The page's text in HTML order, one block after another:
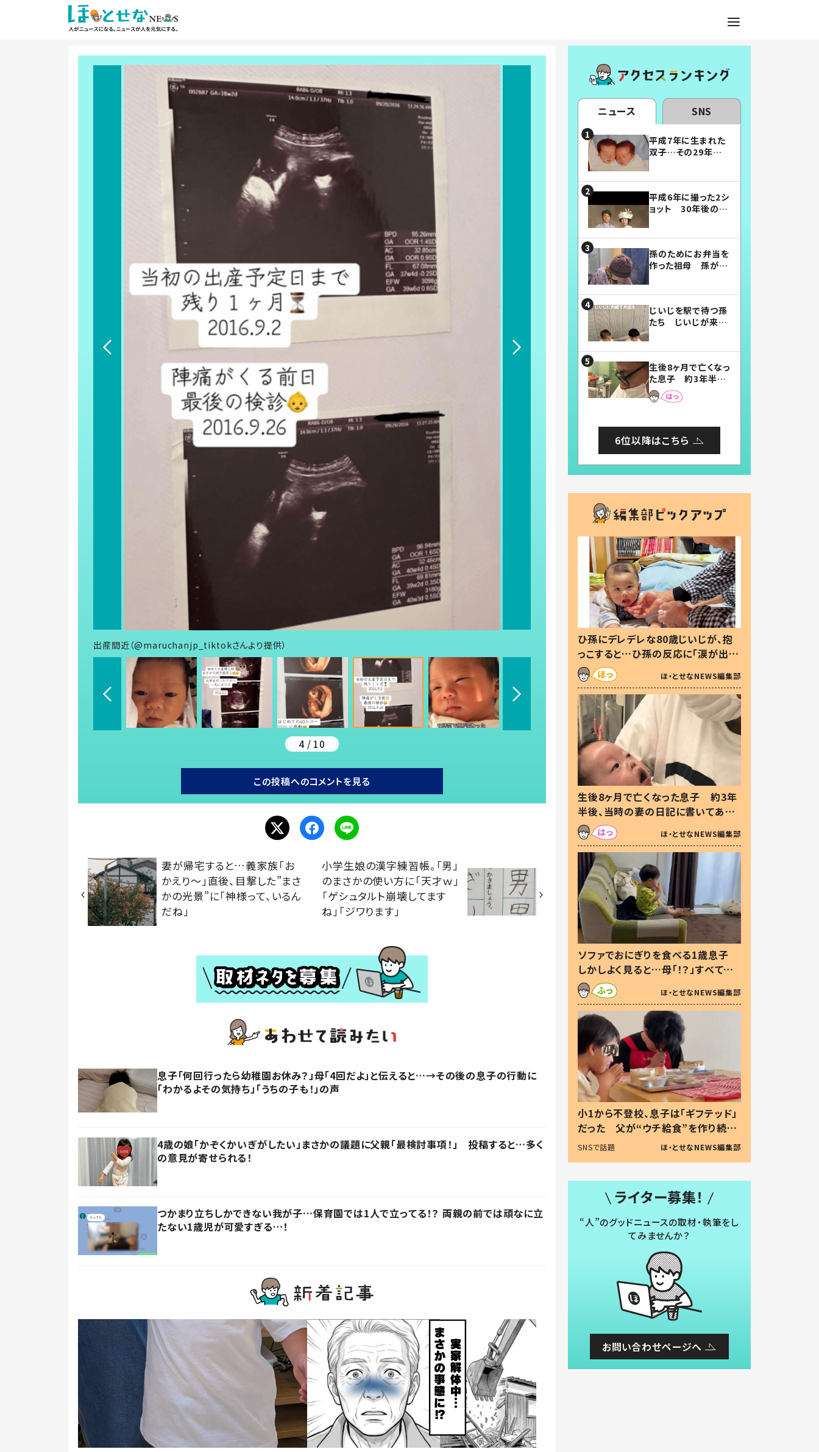
出産間近（@maruchanjp_tiktokさんより提供）
4 / 10
この投稿へのコメントを見る
妻が帰宅すると…義家族「お
かえり～」直後、目撃した”まさ
かの光景”に「神様って、いるん
だね」
小学生娘の漢字練習帳。「男」
のまさかの使い方に「天才ｗ」
「ゲシュタルト崩壊してます
ね」「ジワります」
息子「何回行ったら幼稚園お休み？」母「4回だよ」と伝えると…→その後の息子の行動に
「わかるよその気持ち」「うちの子も！」の声
4歳の娘「かぞくかいぎがしたい」まさかの議題に父親「最検討事項！」 投稿すると…多く
の意見が寄せられる！
つかまり立ちしかできない我が子…保育園では1人で立ってる！？ 両親の前では頑なに立
たない1歳児が可愛すぎる…！
ニュース SNS
平成7年に生まれた
双子…その29年後
平成6年に撮った2シ
ョット 30年後の姿
孫のためにお弁当を
作った祖母 孫が絶
じいじを駅で待つ孫
たち じいじが来た
まらない」「幸せにな
れる」
生後8ヶ月で亡くなっ
た息子 約3年半
後、当時の妻の日記
に書いてあった本音
6位以降はこちら
ひ孫にデレデレな80歳じいじが、抱
っこすると…ひ孫の反応に「涙が出ま
した」「可愛くて仕方ない」
ほ・とせなNEWS編集部
生後8ヶ月で亡くなった息子 約3年
半後、当時の妻の日記に書いてあっ
た本音とは
ほ・とせなNEWS編集部
ソファでおにぎりを食べる1歳息子
しかしよく見ると…母「！？」すべてを
察した母の投稿に「可愛いから許
す！」「現行犯〜」
ほ・とせなNEWS編集部
小1から不登校、息子は「ギフテッド」
だった 父が“ウチ給食”を作り続け
る理由とは #令和の親 #令和の子
SNSで話題 ほ・とせなNEWS編集部
ライター募集！
“人”のグッドニュースの取材・執筆をし
てみませんか？
お問い合わせページへ